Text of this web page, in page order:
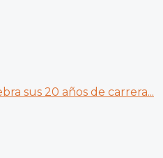
sus 20 años de carrera...